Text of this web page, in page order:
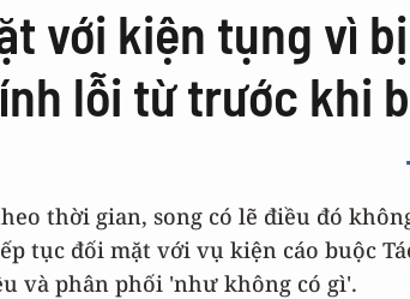
với kiện tụng vì
lỗi từ trước khi
thời gian, song có lẽ điều đó
tục đối mặt với vụ kiện cáo buộc
và phân phối 'như không có gì'.